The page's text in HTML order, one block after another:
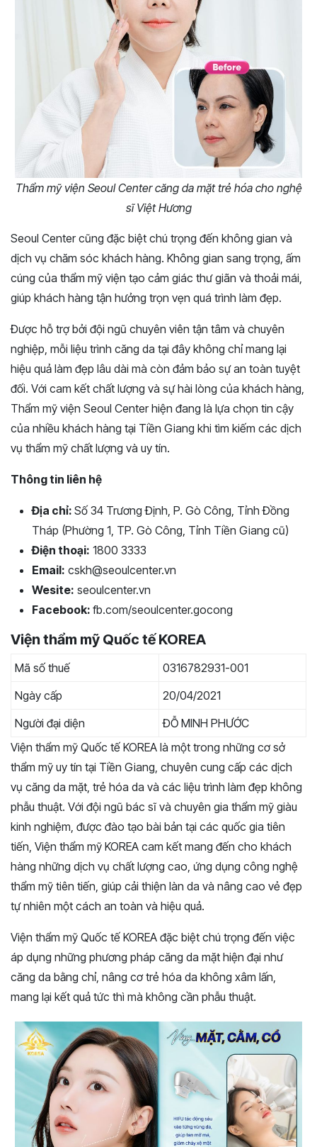
Thẩm mỹ viện Seoul Center căng da mặt trẻ hóa cho nghệ
sĩ Việt Hương
Seoul Center cũng đặc biệt chú trọng đến không gian và
dịch vụ chăm sóc khách hàng. Không gian sang trọng, ấm
cúng của thẩm mỹ viện tạo cảm giác thư giãn và thoải mái,
giúp khách hàng tận hưởng trọn vẹn quá trình làm đẹp.
Được hỗ trợ bởi đội ngũ chuyên viên tận tâm và chuyên
nghiệp, mỗi liệu trình căng da tại đây không chỉ mang lại
hiệu quả làm đẹp lâu dài mà còn đảm bảo sự an toàn tuyệt
đối. Với cam kết chất lượng và sự hài lòng của khách hàng,
Thẩm mỹ viện Seoul Center hiện đang là lựa chọn tin cậy
của nhiều khách hàng tại Tiền Giang khi tìm kiếm các dịch
vụ thẩm mỹ chất lượng và uy tín.
Thông tin liên hệ
Địa chỉ: Số 34 Trương Định, P. Gò Công, Tỉnh Đồng
Tháp (Phường 1, TP. Gò Công, Tỉnh Tiền Giang cũ)
Điện thoại: 1800 3333
Email: cskh@seoulcenter.vn
Wesite: seoulcenter.vn
Facebook: fb.com/seoulcenter.gocong
Viện thẩm mỹ Quốc tế KOREA
Mã số thuế
0316782931-001
Ngày cấp
20/04/2021
Người đại diện
ĐỖ MINH PHƯỚC
Viện thẩm mỹ Quốc tế KOREA là một trong những cơ sở
thẩm mỹ uy tín tại Tiền Giang, chuyên cung cấp các dịch
vụ căng da mặt, trẻ hóa da và các liệu trình làm đẹp không
phẫu thuật. Với đội ngũ bác sĩ và chuyên gia thẩm mỹ giàu
kinh nghiệm, được đào tạo bài bản tại các quốc gia tiên
tiến, Viện thẩm mỹ KOREA cam kết mang đến cho khách
hàng những dịch vụ chất lượng cao, ứng dụng công nghệ
thẩm mỹ tiên tiến, giúp cải thiện làn da và nâng cao vẻ đẹp
tự nhiên một cách an toàn và hiệu quả.
Viện thẩm mỹ Quốc tế KOREA đặc biệt chú trọng đến việc
áp dụng những phương pháp căng da mặt hiện đại như
căng da bằng chỉ, nâng cơ trẻ hóa da không xâm lấn,
mang lại kết quả tức thì mà không cần phẫu thuật.